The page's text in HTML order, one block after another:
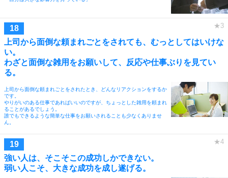
上司から面倒な頼まれごとをされても、むっとしてはいけな
い。
わざと面倒な雑用をお願いして、反応や仕事ぶりを見てい
る。
上司から面倒な頼まれごとをされたとき、どんなリアクションをするか
です。
やりがいのある仕事であればいいのですが、ちょっとした雑用を頼まれ
ることがあるでしょう。
誰でもできるような簡単な仕事をお願いされることも少なくありませ
ん。
強い人は、そこそこの成功しかできない。
弱い人こそ、大きな成功を成し遂げる。